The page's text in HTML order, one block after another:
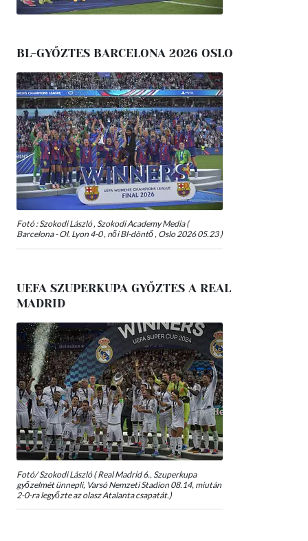
BL-GYŐZTES BARCELONA 2026 OSLO
Fotó : Szokodi László , Szokodi Academy Media (
Barcelona - Ol. Lyon 4-0 , női Bl-döntő , Oslo 2026 05.23 )
UEFA SZUPERKUPA GYŐZTES A REAL
MADRID
Fotó/ Szokodi László ( Real Madrid 6., Szuperkupa
győzelmét ünnepli, Varsó Nemzeti Stadion 08.14, miután
2-0-ra legyőzte az olasz Atalanta csapatát.)